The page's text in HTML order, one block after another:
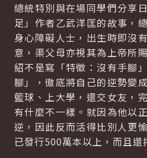
總統特別與在場同學們分享
足」作者乙武洋匡的故事，
身心障礙人士，出生時即沒
意，渠父母亦視其為上帝所
紹不是寫「特徵：沒有手腳
腳」，徹底將自己的逆勢變
籃球、上大學，還交女友，
有什麼不一樣。就因為他以
逆，因此反而活得比別人更
已發行500萬本以上，而且還